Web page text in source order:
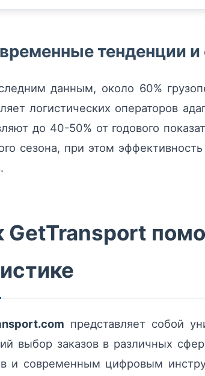
тенденции и
данным, около 60%
логистических операторов
до 40-50% от годового
сезона, при этом
GetTransport
представляет собой
выбор заказов в различных
и современным цифровым